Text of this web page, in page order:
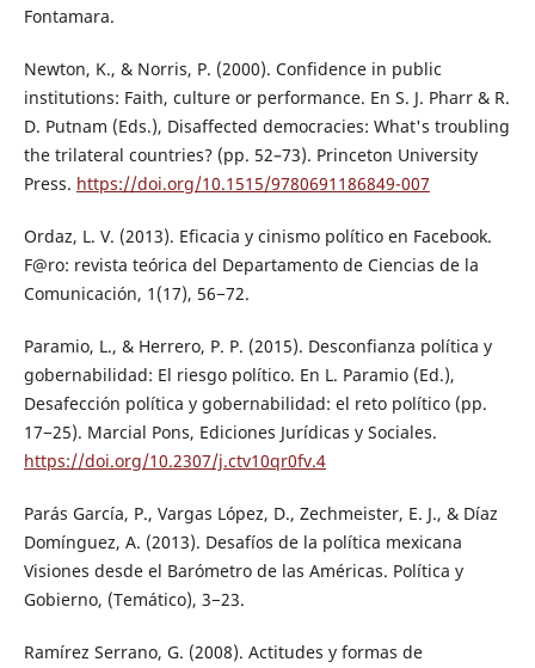
Fontamara.
Newton, K., & Norris, P. (2000). Confidence in public
institutions: Faith, culture or performance. En S. J. Pharr & R.
D. Putnam (Eds.), Disaffected democracies: What's troubling
the trilateral countries? (pp. 52–73). Princeton University
Press. https://doi.org/10.1515/9780691186849-007
Ordaz, L. V. (2013). Eficacia y cinismo político en Facebook.
F@ro: revista teórica del Departamento de Ciencias de la
Comunicación, 1(17), 56−72.
Paramio, L., & Herrero, P. P. (2015). Desconfianza política y
gobernabilidad: El riesgo político. En L. Paramio (Ed.),
Desafección política y gobernabilidad: el reto político (pp.
17−25). Marcial Pons, Ediciones Jurídicas y Sociales.
https://doi.org/10.2307/j.ctv10qr0fv.4
Parás García, P., Vargas López, D., Zechmeister, E. J., & Díaz
Domínguez, A. (2013). Desafíos de la política mexicana
Visiones desde el Barómetro de las Américas. Política y
Gobierno, (Temático), 3−23.
Ramírez Serrano, G. (2008). Actitudes y formas de